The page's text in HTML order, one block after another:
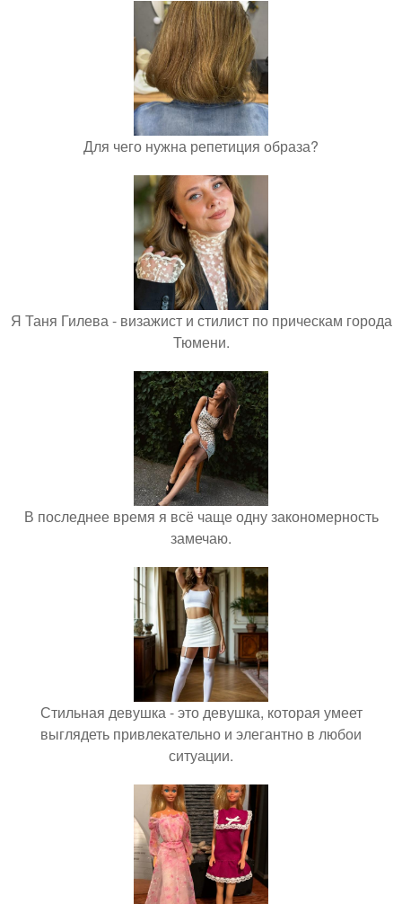
Для чего нужна репетиция образа?
Я Таня Гилева - визажист и стилист по прическам города
Тюмени.
В последнее время я всё чаще одну закономерность
замечаю.
Стильная девушка - это девушка, которая умеет
выглядеть привлекательно и элегантно в любои
ситуации.